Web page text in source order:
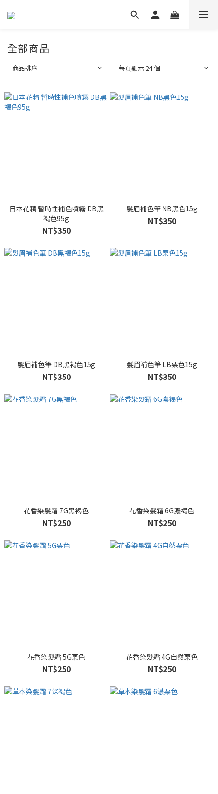
全部商品
商品排序 每頁顯示 24 個
日本花精 暫時性補色噴霧 DB黑
褐色95g
NT$350
髮眉補色筆 NB黑色15g
NT$350
髮眉補色筆 DB黑褐色15g
NT$350
髮眉補色筆 LB栗色15g
NT$350
花香染髮霜 7G黑褐色
NT$250
花香染髮霜 6G濃褐色
NT$250
花香染髮霜 5G栗色
NT$250
花香染髮霜 4G自然栗色
NT$250